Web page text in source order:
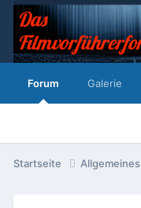
Forum Galerie
Startseite Allgemeines